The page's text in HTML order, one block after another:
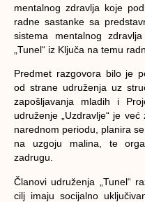
mentalnog zdravlja koje
radne sastanke sa
sistema mentalnog
„Tunel“ iz Ključa na temu
Predmet razgovora bilo je
od strane udruženja uz
zapošljavanja mladih i
udruženje „Uzdravlje“ je
narednom periodu, planira
na uzgoju malina, te
zadrugu.
Članovi udruženja „Tunel“
cilj imaju socijalno